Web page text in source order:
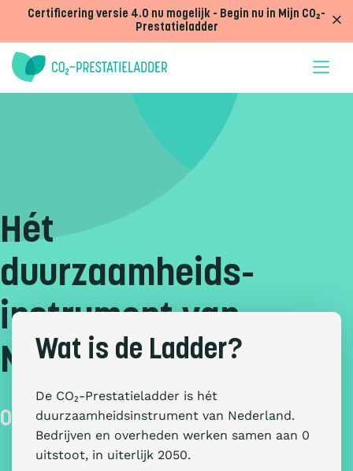
Certificering versie 4.0 nu mogelijk - Begin nu in Mijn CO₂-
Prestatieladder
Hét
duurzaamheids-
instrument van
Nederland
Op weg naar 0 uitstoot
Wat is de Ladder?
De CO₂-Prestatieladder is hét
duurzaamheidsinstrument van Nederland.
Bedrijven en overheden werken samen aan 0
uitstoot, in uiterlijk 2050.